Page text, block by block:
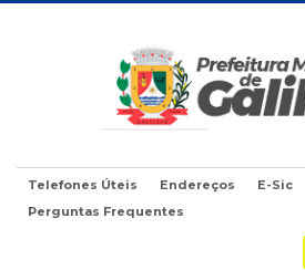
Telefones Úteis Endereços
E-Sic
Perguntas Frequentes